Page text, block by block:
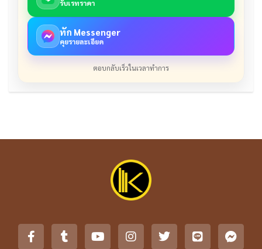
รับเรทราคา
ทัก Messenger
คุยรายละเอียด
ตอบกลับเร็วในเวลาทำการ